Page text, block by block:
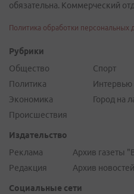
обязательна. Коммерческий
Политика обработки персональных
Рубрики
Общество
Политика
Экономика
Происшествия
Спорт
Интервью
Город на
Издательство
Реклама
Редакция
Архив газеты
Архив новостей
Социальные сети